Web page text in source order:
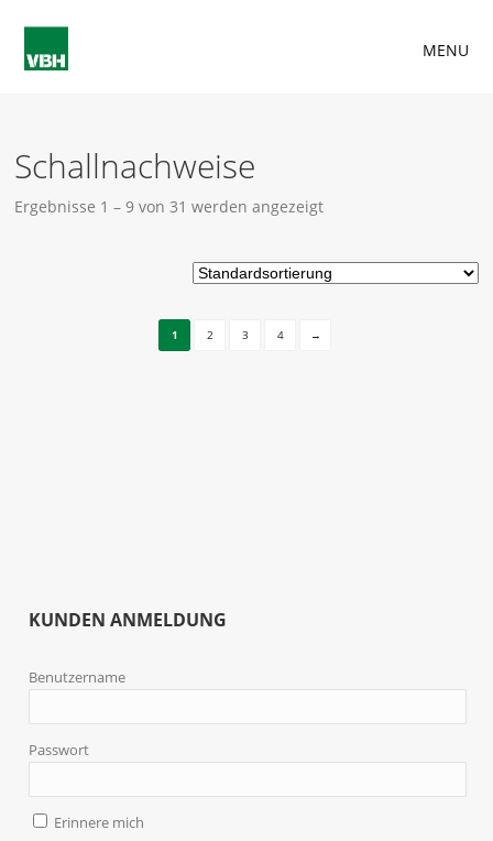
MENU
Schallnachweise
Ergebnisse 1 – 9 von 31 werden angezeigt
1 2 3 4 →
KUNDEN ANMELDUNG
Benutzername
Passwort
Erinnere mich